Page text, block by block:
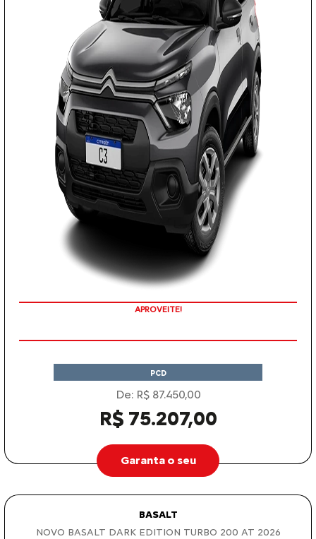
APROVEITE!
PCD
De: R$ 87.450,00
R$ 75.207,00
Garanta o seu
BASALT
NOVO BASALT DARK EDITION TURBO 200 AT 2026